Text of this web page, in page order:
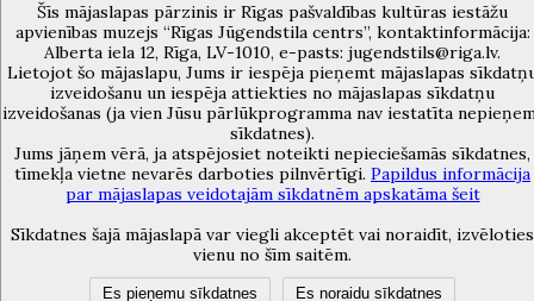
Rīgas pašvaldības kultūras iestāžu apvienības muzejs “Rīgas Jūgendstila
centrs”, Alberta iela 12, Rīga, LV 1010, Latvija (durvju kods: 12),
jugendstils@riga.lv
Šīs mājaslapas pārzinis ir Rīgas pašvaldības kultūras iestāžu
apvienības muzejs “Rīgas Jūgendstila centrs”, kontaktinformācija:
Alberta iela 12, Rīga, LV-1010, e-pasts: jugendstils@riga.lv.
Lietojot šo mājaslapu, Jums ir iespēja pieņemt mājaslapas
izveidošanu un iespēja attiekties no mājaslapas sīkdatņu
izveidošanas (ja vien Jūsu pārlūkprogramma nav iestatīta
sīkdatnes).
Jums jāņem vērā, ja atspējosiet noteikti nepieciešamās sīkdatnes,
tīmekļa vietne nevarēs darboties pilnvērtīgi. Papildus informācija
par mājaslapas veidotajām sīkdatnēm apskatāma šeit
Sīkdatnes šajā mājaslapā var viegli akceptēt vai noraidīt, izvēloties
vienu no šīm saitēm.
Es pieņemu sīkdatnes Es noraidu sīkdatnes